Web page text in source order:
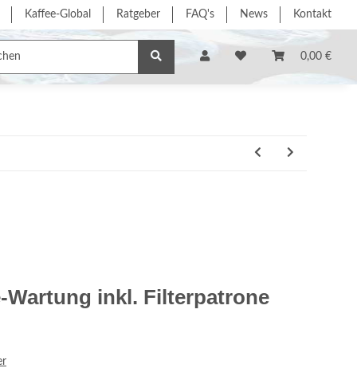
Kaffee-Global Ratgeber FAQ's News Kontakt
0,00 €
Dienstleistung % Sonderangebote % Hersteller
Wartung inkl. Filterpatrone